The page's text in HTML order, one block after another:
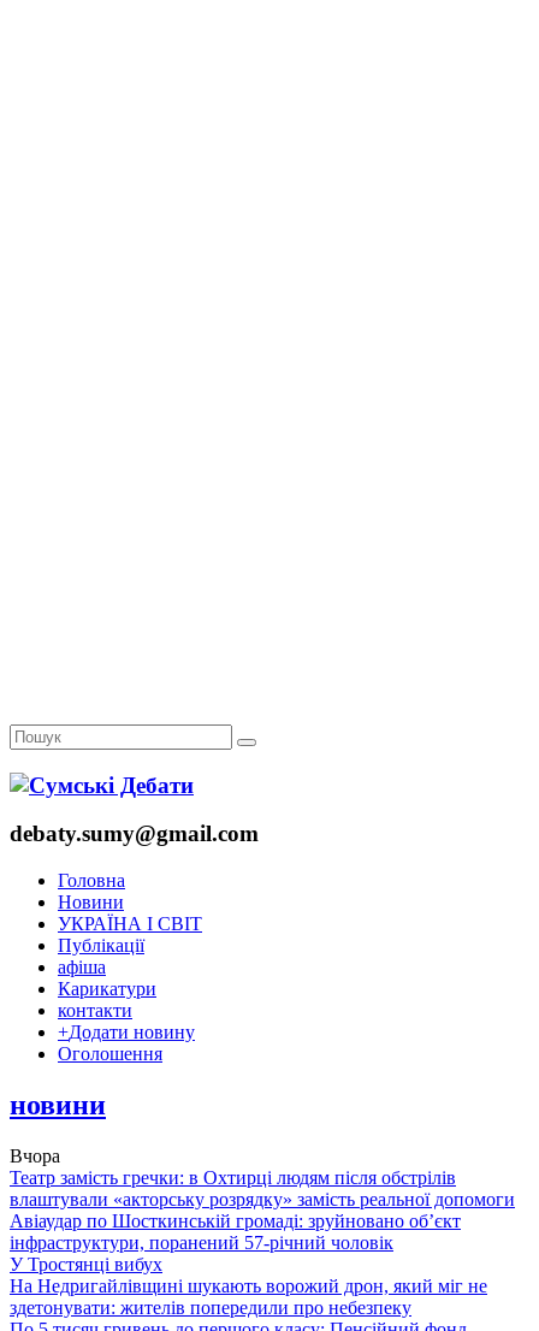
debaty.sumy@gmail.com
Головна
Новини
УКРАЇНА І СВІТ
Публікації
афіша
Карикатури
контакти
+Додати новину
Оголошення
новини
Вчора
Театр замість гречки: в Охтирці людям після обстрілів
влаштували «акторську розрядку» замість реальної допомоги
Авіаудар по Шосткинській громаді: зруйновано об’єкт
інфраструктури, поранений 57-річний чоловік
У Тростянці вибух
На Недригайлівщині шукають ворожий дрон, який міг не
здетонувати: жителів попередили про небезпеку